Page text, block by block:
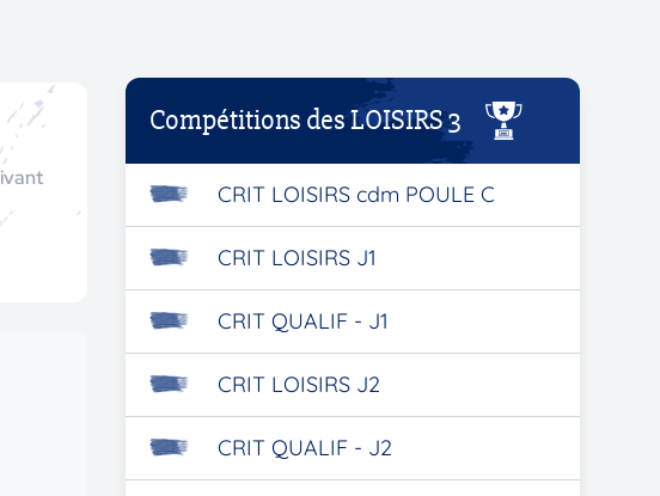
Compétitions des LOISIRS 3
CRIT LOISIRS cdm POULE C
CRIT LOISIRS J1
CRIT QUALIF - J1
CRIT LOISIRS J2
CRIT QUALIF - J2